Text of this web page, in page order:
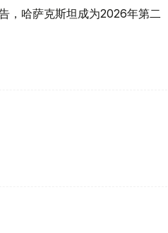
，哈萨克斯坦成为2026年第二